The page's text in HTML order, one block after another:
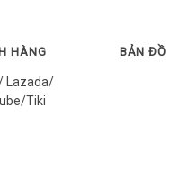
HÀNG
Lazada/
Tiki
BẢN ĐỒ